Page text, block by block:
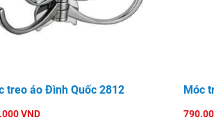
treo áo Đình Quốc 2812
VND
Móc